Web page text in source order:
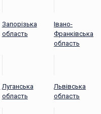
Запорізька
область
Івано-
Франківська
область
Луганська
область
Львівська
область